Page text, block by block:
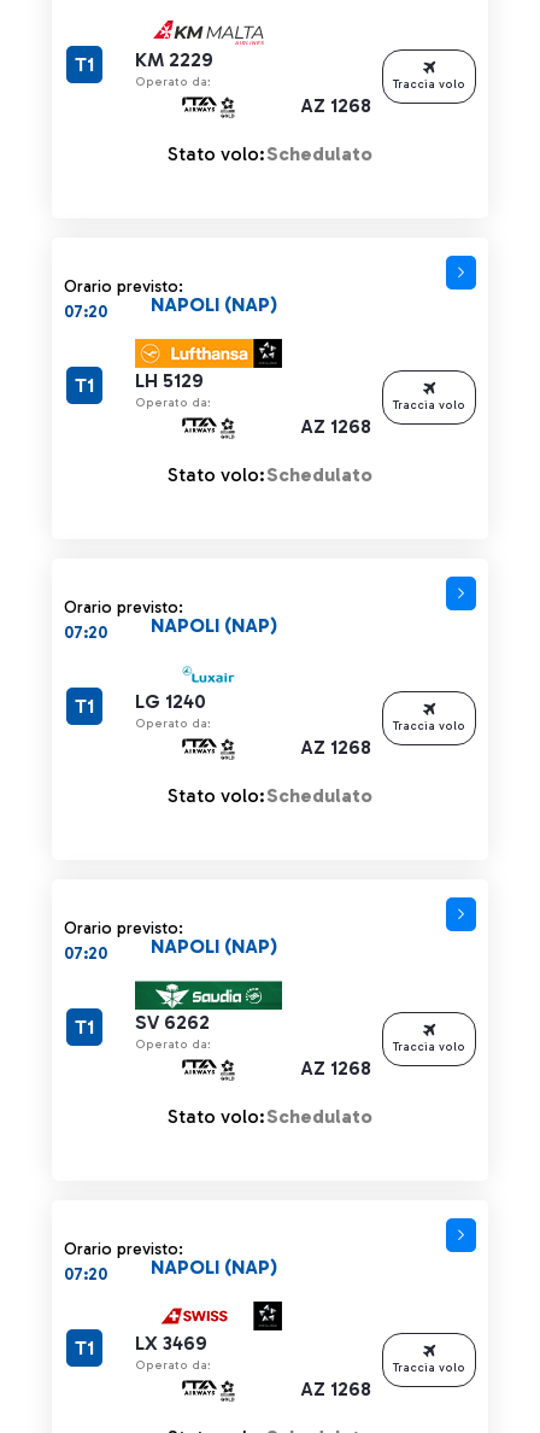
KM 2229
Operato da:
AZ 1268
T1
Stato volo:Schedulato
Traccia volo
Orario previsto:
07:20
LH 5129
Operato da:
AZ 1268
NAPOLI (NAP)
T1
Stato volo:Schedulato
Traccia volo
Orario previsto:
07:20
LG 1240
Operato da:
AZ 1268
NAPOLI (NAP)
T1
Stato volo:Schedulato
Traccia volo
Orario previsto:
07:20
SV 6262
Operato da:
AZ 1268
NAPOLI (NAP)
T1
Stato volo:Schedulato
Traccia volo
Orario previsto:
07:20
LX 3469
Operato da:
AZ 1268
NAPOLI (NAP)
T1
Traccia volo